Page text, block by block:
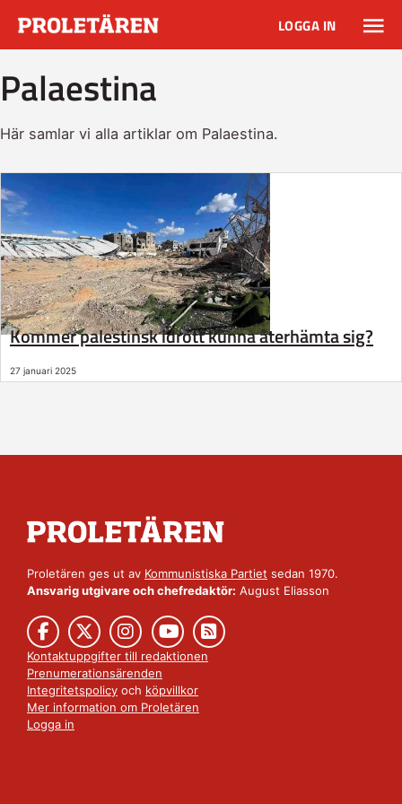
LOGGA IN
Palaestina
Här samlar vi alla artiklar om Palaestina.
Kommer palestinsk idrott kunna återhämta sig?
27 januari 2025
Proletären ges ut av Kommunistiska Partiet sedan 1970.
Ansvarig utgivare och chefredaktör: August Eliasson
Kontaktuppgifter till redaktionen
Prenumerationsärenden
Integritetspolicy och köpvillkor
Mer information om Proletären
Logga in